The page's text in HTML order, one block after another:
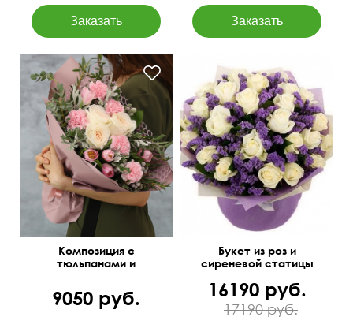
Зелень: бруния, листья
питтоспорума
Композиция с
тюльпанами и
9050 руб.
50 см 45 см
Букет из роз и
сиреневой статицы
16190 руб.
17190 руб.